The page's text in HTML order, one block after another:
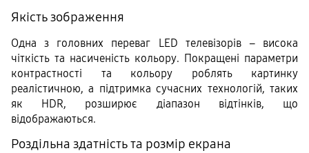
Якість зображення
Одна з головних переваг LED телевізорів – висока
чіткість та насиченість кольору. Покращені параметри
контрастності та кольору роблять картинку
реалістичною, а підтримка сучасних технологій, таких
як HDR, розширює діапазон відтінків, що
відображаються.
Роздільна здатність та розмір екрана